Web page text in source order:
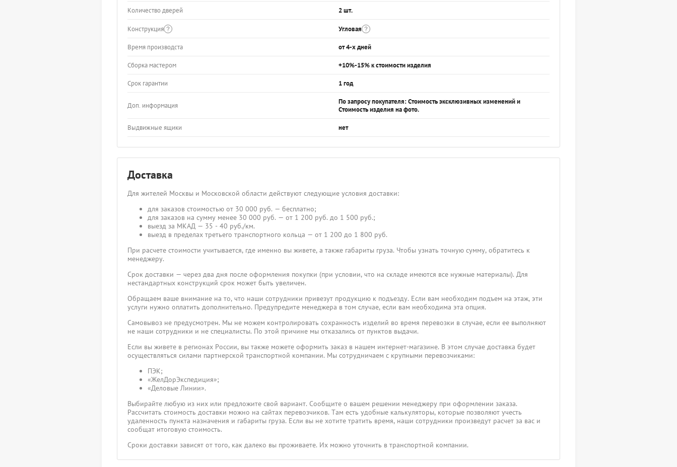
Количество дверей 2 шт.
Конструкция Угловая
Время производста от 4-х дней
Сборка мастером +10%-15% к стоимости изделия
Срок гарантии 1 год
Доп. информация
По запросу покупателя: Стоимость эксклюзивных изменений и
Стоимость изделия на фото.
Выдвижные ящики нет
Доставка
Для жителей Москвы и Московской области действуют следующие условия доставки:
для заказов стоимостью от 30 000 руб. — бесплатно;
для заказов на сумму менее 30 000 руб. — от 1 200 руб. до 1 500 руб.;
выезд за МКАД — 35 - 40 руб./км.
выезд в пределах третьего транспортного кольца — от 1 200 до 1 800 руб.
При расчете стоимости учитывается, где именно вы живете, а также габариты груза. Чтобы узнать точную сумму, обратитесь к
менеджеру.
Срок доставки — через два дня после оформления покупки (при условии, что на складе имеются все нужные материалы). Для
нестандартных конструкций срок может быть увеличен.
Обращаем ваше внимание на то, что наши сотрудники привезут продукцию к подъезду. Если вам необходим подъем на этаж, эти
услуги нужно оплатить дополнительно. Предупредите менеджера в том случае, если вам необходима эта опция.
Самовывоз не предусмотрен. Мы не можем контролировать сохранность изделий во время перевозки в случае, если ее выполняют
не наши сотрудники и не специалисты. По этой причине мы отказались от пунктов выдачи.
Если вы живете в регионах России, вы также можете оформить заказ в нашем интернет-магазине. В этом случае доставка будет
осуществляться силами партнерской транспортной компании. Мы сотрудничаем с крупными перевозчиками:
ПЭК;
«ЖелДорЭкспедиция»;
«Деловые Линии».
Выбирайте любую из них или предложите свой вариант. Сообщите о вашем решении менеджеру при оформлении заказа.
Рассчитать стоимость доставки можно на сайтах перевозчиков. Там есть удобные калькуляторы, которые позволяют учесть
удаленность пункта назначения и габариты груза. Если вы не хотите тратить время, наши сотрудники произведут расчет за вас и
сообщат итоговую стоимость.
Сроки доставки зависят от того, как далеко вы проживаете. Их можно уточнить в транспортной компании.